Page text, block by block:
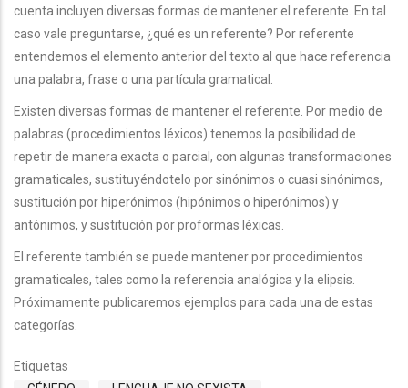
cuenta incluyen diversas formas de mantener el referente. En tal
caso vale preguntarse, ¿qué es un referente? Por referente
entendemos el elemento anterior del texto al que hace referencia
una palabra, frase o una partícula gramatical.
Existen diversas formas de mantener el referente. Por medio de
palabras (procedimientos léxicos) tenemos la posibilidad de
repetir de manera exacta o parcial, con algunas transformaciones
gramaticales, sustituyéndotelo por sinónimos o cuasi sinónimos,
sustitución por hiperónimos (hipónimos o hiperónimos) y
antónimos, y sustitución por proformas léxicas.
El referente también se puede mantener por procedimientos
gramaticales, tales como la referencia analógica y la elipsis.
Próximamente publicaremos ejemplos para cada una de estas
categorías.
Etiquetas